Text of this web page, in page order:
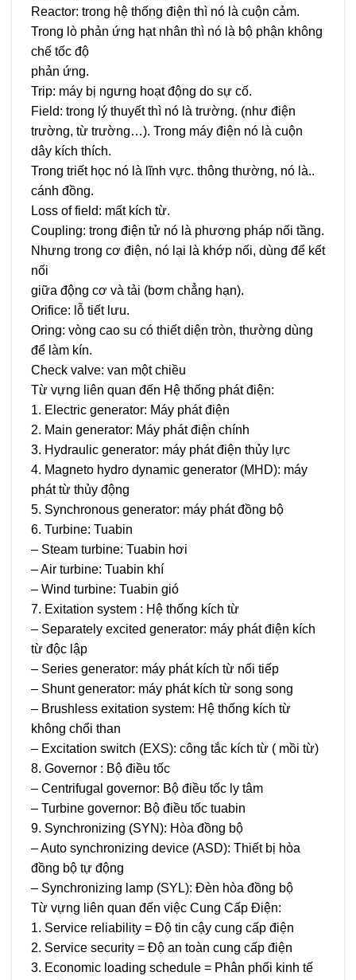
Reactor: trong hệ thống điện thì nó là cuộn cảm.
Trong lò phản ứng hạt nhân thì nó là bộ phận không
chế tốc độ
phản ứng.
Trip: máy bị ngưng hoạt động do sự cố.
Field: trong lý thuyết thì nó là trường. (như điện
trường, từ trường…). Trong máy điện nó là cuộn
dây kích thích.
Trong triết học nó là lĩnh vực. thông thường, nó là..
cánh đồng.
Loss of field: mất kích từ.
Coupling: trong điện tử nó là phương pháp nối tầng.
Nhưng trong cơ điện, nó lại là khớp nối, dùng để kết
nối
giữa động cơ và tải (bơm chẳng hạn).
Orifice: lỗ tiết lưu.
Oring: vòng cao su có thiết diện tròn, thường dùng
để làm kín.
Check valve: van một chiều
Từ vựng liên quan đến Hệ thống phát điện:
1. Electric generator: Máy phát điện
2. Main generator: Máy phát điện chính
3. Hydraulic generator: máy phát điện thủy lực
4. Magneto hydro dynamic generator (MHD): máy
phát từ thủy động
5. Synchronous generator: máy phát đồng bộ
6. Turbine: Tuabin
– Steam turbine: Tuabin hơi
– Air turbine: Tuabin khí
– Wind turbine: Tuabin gió
7. Exitation system : Hệ thống kích từ
– Separately excited generator: máy phát điện kích
từ độc lập
– Series generator: máy phát kích từ nối tiếp
– Shunt generator: máy phát kích từ song song
– Brushless exitation system: Hệ thống kích từ
không chổi than
– Excitation switch (EXS): công tắc kích từ ( mồi từ)
8. Governor : Bộ điều tốc
– Centrifugal governor: Bộ điều tốc ly tâm
– Turbine governor: Bộ điều tốc tuabin
9. Synchronizing (SYN): Hòa đồng bộ
– Auto synchronizing device (ASD): Thiết bị hòa
đồng bộ tự động
– Synchronizing lamp (SYL): Đèn hòa đồng bộ
Từ vựng liên quan đến việc Cung Cấp Điện:
1. Service reliability = Độ tin cậy cung cấp điện
2. Service security = Độ an toàn cung cấp điện
3. Economic loading schedule = Phân phối kinh tế